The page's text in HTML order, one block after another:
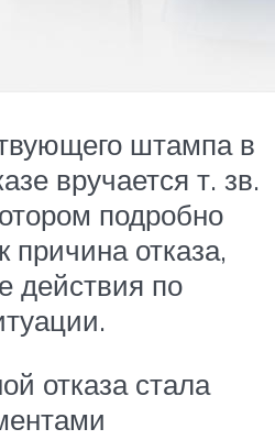
штампа в
вручается т. зв.
подробно
причина отказа,
действия по
отказа стала